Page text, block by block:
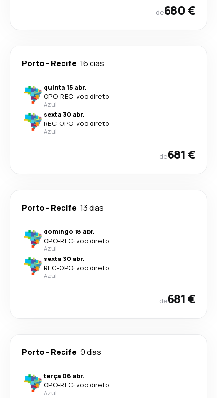
de680 €
Porto - Recife 16 dias
quinta 15 abr.
OPO-REC· voo direto
Azul
sexta 30 abr.
REC-OPO· voo direto
Azul
de681 €
Porto - Recife 13 dias
domingo 18 abr.
OPO-REC· voo direto
Azul
sexta 30 abr.
REC-OPO· voo direto
Azul
de681 €
Porto - Recife 9 dias
terça 06 abr.
OPO-REC· voo direto
Azul